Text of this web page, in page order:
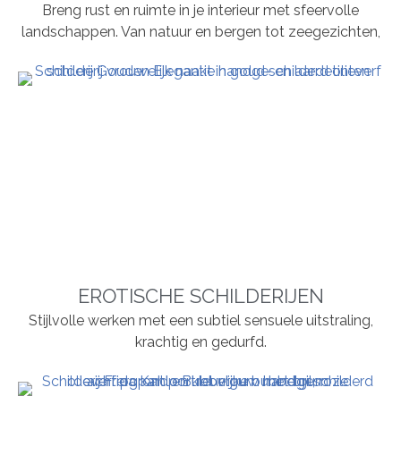
Breng rust en ruimte in je interieur met sfeervolle
landschappen. Van natuur en bergen tot zeegezichten,
EROTISCHE SCHILDERIJEN
Stijlvolle werken met een subtiel sensuele uitstraling,
krachtig en gedurfd.